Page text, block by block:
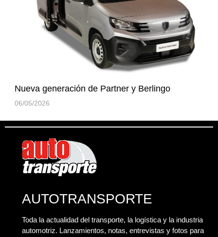
Nueva generación de Partner y Berlingo
06/05/2026
AUTOTRANSPORTE
Toda la actualidad del transporte, la logística y la industria
automotriz. Lanzamientos, notas, entrevistas y fotos para